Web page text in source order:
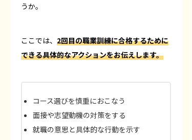
うか。
ここでは、 2回目の職業訓練に合格するために
できる具体的なアクションをお伝えします。
コース選びを慎重におこなう
面接や志望動機の対策をする
就職の意思と具体的な行動を示す